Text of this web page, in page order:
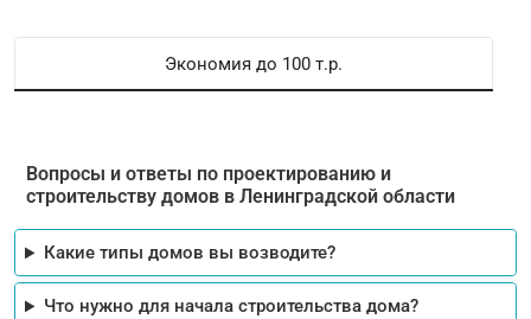
Экономия до 100 т.р.
Вопросы и ответы по проектированию и
строительству домов в Ленинградской области
Какие типы домов вы возводите?
Что нужно для начала строительства дома?